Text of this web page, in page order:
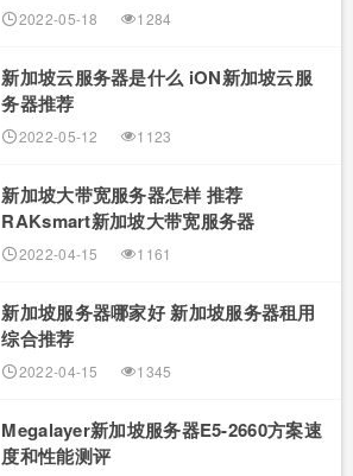
2022-05-18 1284
新加坡云服务器是什么 iON新加坡云服
务器推荐
2022-05-12 1123
新加坡大带宽服务器怎样 推荐
RAKsmart新加坡大带宽服务器
2022-04-15 1161
新加坡服务器哪家好 新加坡服务器租用
综合推荐
2022-04-15 1345
Megalayer新加坡服务器E5-2660方案速
度和性能测评